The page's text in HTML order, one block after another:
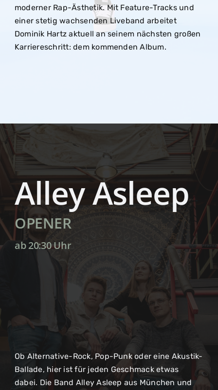
moderner Rap-Ästhetik. Mit Feature-Tracks und
einer stetig wachsenden Liveband arbeitet
Dominik Hartz aktuell an seinem nächsten großen
Karriereschritt: dem kommenden Album.
Alley Asleep
OPENER
ab 20:30 Uhr
Ob Alternative-Rock, Pop-Punk oder eine Akustik-
Ballade, hier ist für jeden Geschmack etwas
dabei. Die Band Alley Asleep aus München und